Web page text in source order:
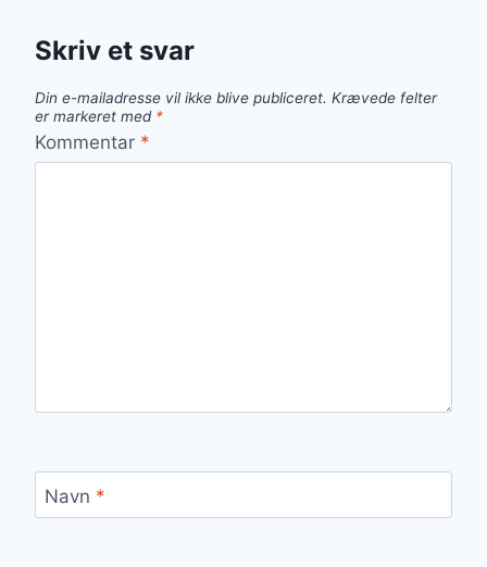
Skriv et svar
Din e-mailadresse vil ikke blive publiceret. Krævede felter
er markeret med *
Kommentar *
Navn *